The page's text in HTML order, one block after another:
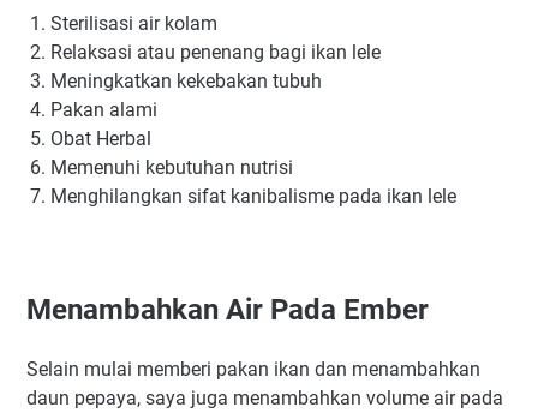
Sterilisasi air kolam
Relaksasi atau penenang bagi ikan lele
Meningkatkan kekebakan tubuh
Pakan alami
Obat Herbal
Memenuhi kebutuhan nutrisi
Menghilangkan sifat kanibalisme pada ikan lele
Menambahkan Air Pada Ember
Selain mulai memberi pakan ikan dan menambahkan
daun pepaya, saya juga menambahkan volume air pada